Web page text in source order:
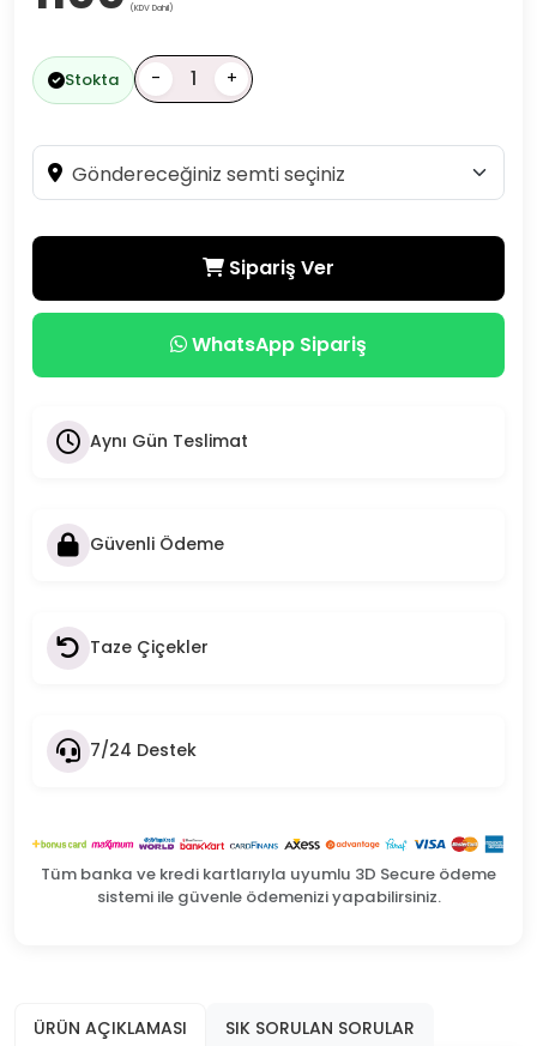
(KDV Dahil)
Stokta - +
Sipariş Ver
WhatsApp Sipariş
Aynı Gün Teslimat
Güvenli Ödeme
Taze Çiçekler
7/24 Destek
Tüm banka ve kredi kartlarıyla uyumlu 3D Secure ödeme
sistemi ile güvenle ödemenizi yapabilirsiniz.
ÜRÜN AÇIKLAMASI SIK SORULAN SORULAR